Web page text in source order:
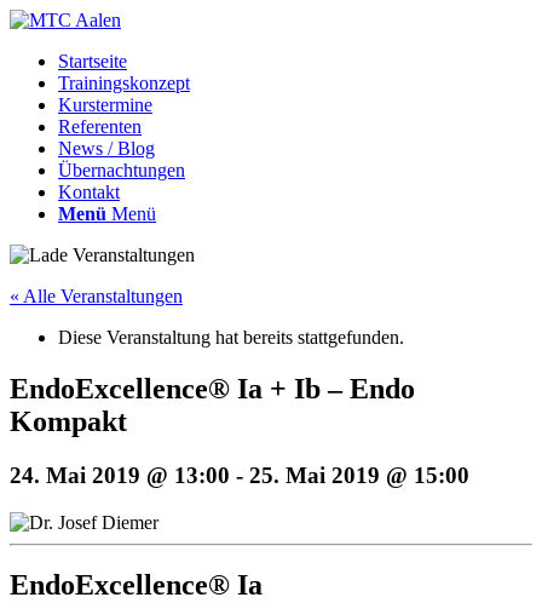
Startseite
Trainingskonzept
Kurstermine
Referenten
News / Blog
Übernachtungen
Kontakt
Menü Menü
« Alle Veranstaltungen
Diese Veranstaltung hat bereits stattgefunden.
EndoExcellence® Ia + Ib – Endo
Kompakt
24. Mai 2019 @ 13:00 - 25. Mai 2019 @ 15:00
EndoExcellence® Ia